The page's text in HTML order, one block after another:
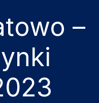
–